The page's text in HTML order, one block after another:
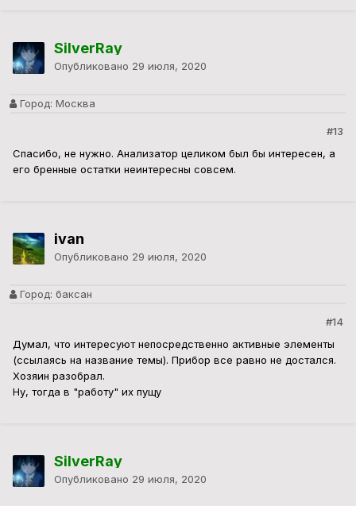
SilverRay
Опубликовано 29 июля, 2020
Город: Москва
#13
Спасибо, не нужно. Анализатор целиком был бы интересен, а
его бренные остатки неинтересны совсем.
ivan
Опубликовано 29 июля, 2020
Город: баксан
#14
Думал, что интересуют непосредственно активные элементы
(ссылаясь на название темы). Прибор все равно не достался.
Хозяин разобрал.
Ну, тогда в "работу" их пущу
SilverRay
Опубликовано 29 июля, 2020